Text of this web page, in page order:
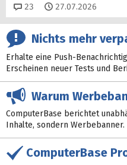
23 Kommentare
27.07.2026
Nichts mehr
Erhalte eine Push-
Erscheinen neuer Tests und
Warum
ComputerBase berichtet
Inhalte, sondern Werbebanner.
ComputerBase